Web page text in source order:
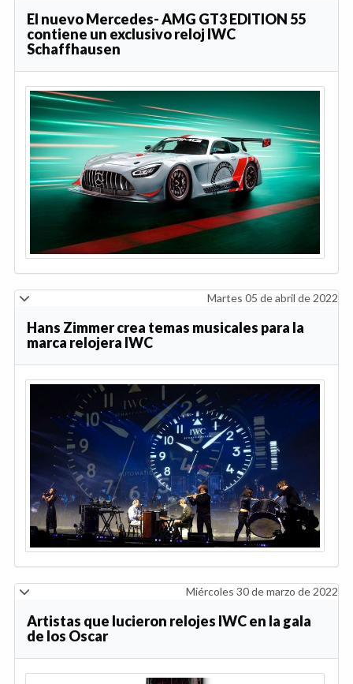
El nuevo Mercedes- AMG GT3 EDITION 55
contiene un exclusivo reloj IWC
Schaffhausen
Martes 05 de abril de 2022
Hans Zimmer crea temas musicales para la
marca relojera IWC
Miércoles 30 de marzo de 2022
Artistas que lucieron relojes IWC en la gala
de los Oscar